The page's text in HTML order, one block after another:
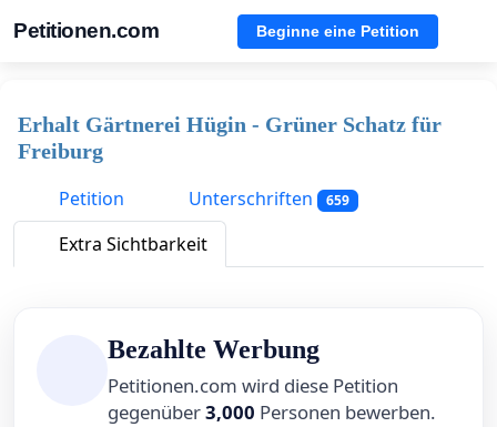
Petitionen.com Beginne eine Petition
Erhalt Gärtnerei Hügin - Grüner Schatz für
Freiburg
Petition
Unterschriften 659
Extra Sichtbarkeit
Bezahlte Werbung
Petitionen.com wird diese Petition
gegenüber3,000 Personen bewerben.